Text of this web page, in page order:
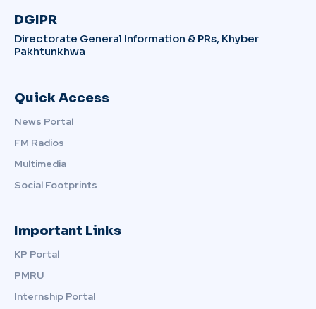
DGIPR
Directorate General Information & PRs, Khyber
Pakhtunkhwa
Quick Access
News Portal
FM Radios
Multimedia
Social Footprints
Important Links
KP Portal
PMRU
Internship Portal